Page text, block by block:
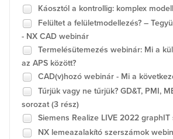
Káosztól a kontrollig: komplex
Felültet a felületmodellezés? –
- NX CAD webinár
Termelésütemezés webinár: Mi a
az APS között?
CAD(v)hozó webinár - Mi a
Tűrjük vagy ne tűrjük? GD&T, PMI,
sorozat (3 rész)
Siemens Realize LIVE 2022 graphIT
NX lemeazalakító szerszámok